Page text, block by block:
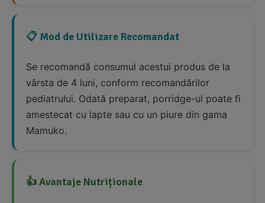
📋 Mod de Utilizare Recomandat
Se recomandă consumul acestui produs de la
vârsta de 4 luni, conform recomandărilor
pediatrului. Odată preparat, porridge-ul poate fi
amestecat cu lapte sau cu un piure din gama
Mamuko.
👍 Avantaje Nutriționale